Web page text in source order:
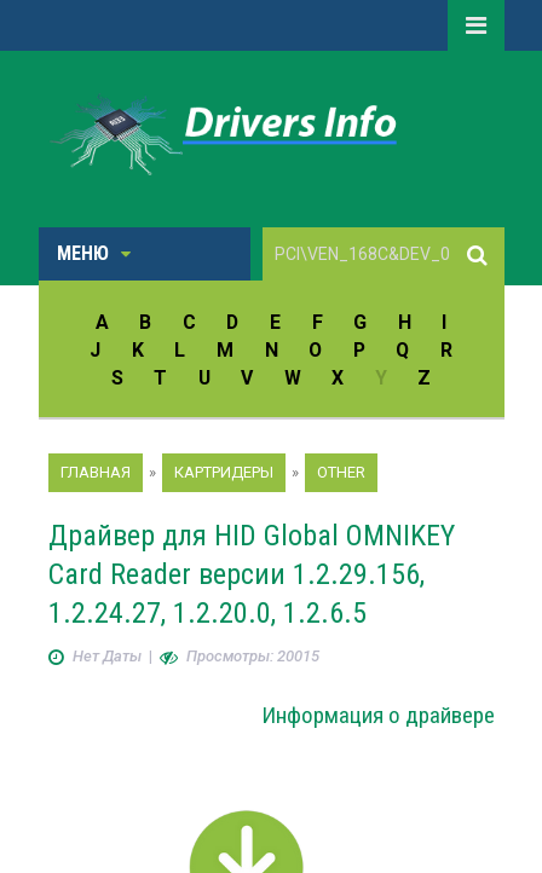
МЕНЮ
A B C D E F G H
I
J
K L M N O P Q
R
S
T U V W X Y Z
ГЛАВНАЯ » КАРТРИДЕРЫ » OTHER
Драйвер для HID Global OMNIKEY
Card Reader версии 1.2.29.156,
1.2.24.27, 1.2.20.0, 1.2.6.5
Нет Даты| Просмотры: 20015
Информация о драйвере